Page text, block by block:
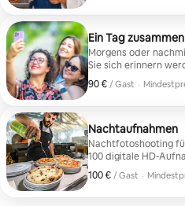
Ein Tag zusammen
Morgens oder
Sie sich erinnern
Aufnahmen.
Aufnahmen zum
90 € / Gast
90 € pro Gast·
,
Nachtaufnahmen
Nachtfotoshooting
100 digitale HD-
100 € / Gast
100 € pro Gast·
,